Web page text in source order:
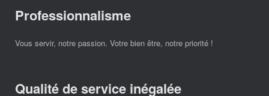
Professionnalisme
Vous servir, notre passion. Votre bien être, notre priorité !
Qualité de service inégalée